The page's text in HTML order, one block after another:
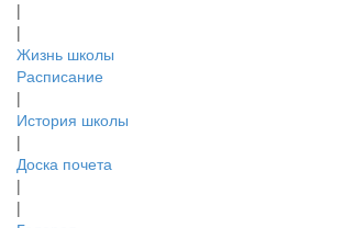
|
|
Жизнь школы
Расписание
|
История школы
|
Доска почета
|
|